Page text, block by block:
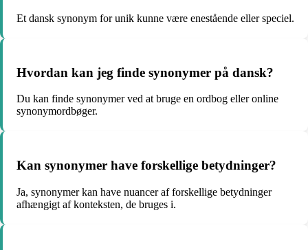
Et dansk synonym for unik kunne være enestående eller speciel.
Hvordan kan jeg finde synonymer på dansk?
Du kan finde synonymer ved at bruge en ordbog eller online
synonymordbøger.
Kan synonymer have forskellige betydninger?
Ja, synonymer kan have nuancer af forskellige betydninger
afhængigt af konteksten, de bruges i.